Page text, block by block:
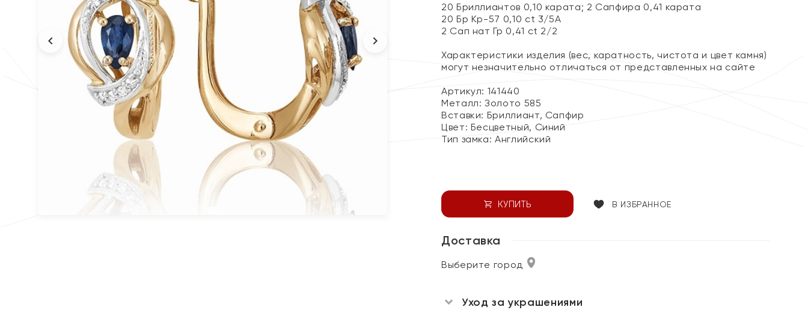
20 Бриллиантов 0,10 карата; 2 Сапфира 0,41 карата
20 Бр Кр-57 0,10 ct 3/5А
2 Сап нат Гр 0,41 ct 2/2
Характеристики изделия (вес, каратность, чистота и цвет камня)
могут незначительно отличаться от представленных на сайте
Артикул: 141440
Металл:Золото 585
Вставки: Бриллиант, Сапфир
Цвет: Бесцветный, Синий
Тип замка:Английский
КУПИТЬ В ИЗБРАННОЕ
Доставка
Выберите город
Уход за украшениями